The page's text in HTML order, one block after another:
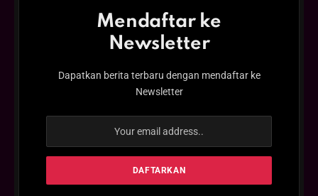
Mendaftar ke
Newsletter
Dapatkan berita terbaru dengan mendaftar ke
Newsletter